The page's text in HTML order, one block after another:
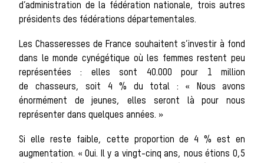
meute
Les
d’administration de la fédération nationale, trois autres
présidents des fédérations départementales.
Les Chasseresses de France souhaitent s’investir à fond
dans le monde cynégétique où les femmes restent peu
représentées : elles sont 40.000 pour 1 million
de chasseurs, soit 4 % du total : « Nous avons
énormément de jeunes, elles seront là pour nous
représenter dans quelques années. »
Si elle reste faible, cette proportion de 4 % est en
augmentation. « Oui. Il y a vingt-cinq ans, nous étions 0,5